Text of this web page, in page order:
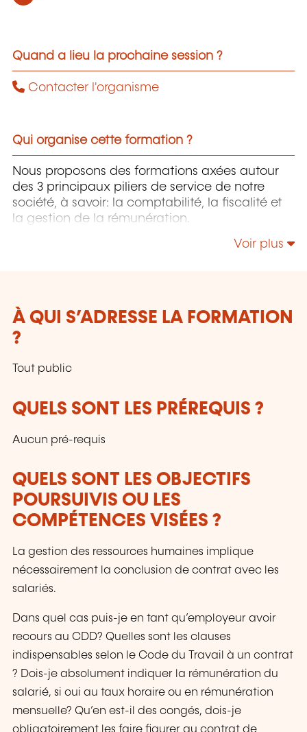
Quand a lieu la prochaine session ?
Contacter l'organisme
Qui organise cette formation ?
Nous proposons des formations axées autour
des 3 principaux piliers de service de notre
société, à savoir: la comptabilité, la fiscalité et
la gestion de la rémunération.
Voir plus
À QUI S’ADRESSE LA FORMATION
?
Tout public
QUELS SONT LES PRÉREQUIS ?
Aucun pré-requis
QUELS SONT LES OBJECTIFS
POURSUIVIS OU LES
COMPÉTENCES VISÉES ?
La gestion des ressources humaines implique
nécessairement la conclusion de contrat avec les
salariés.
Dans quel cas puis-je en tant qu’employeur avoir
recours au CDD? Quelles sont les clauses
indispensables selon le Code du Travail à un contrat
? Dois-je absolument indiquer la rémunération du
salarié, si oui au taux horaire ou en rémunération
mensuelle? Qu’en est-il des congés, dois-je
obligatoirement les faire figurer au contrat de